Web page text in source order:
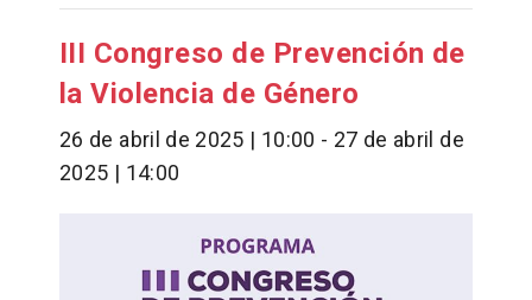
III Congreso de Prevención de
la Violencia de Género
26 de abril de 2025 | 10:00 - 27 de abril de
2025 | 14:00